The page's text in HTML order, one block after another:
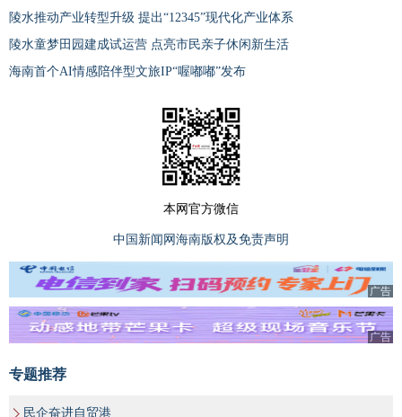
陵水推动产业转型升级 提出“12345”现代化产业体系
陵水童梦田园建成试运营 点亮市民亲子休闲新生活
海南首个AI情感陪伴型文旅IP“喔嘟嘟”发布
本网官方微信
中国新闻网海南版权及免责声明
广告
广告
专题推荐
民企奋进自贸港